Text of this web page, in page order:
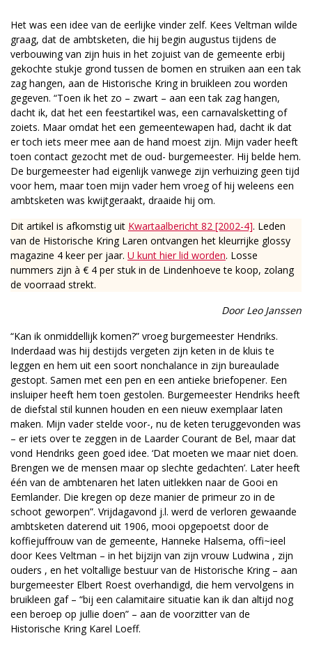
Het was een idee van de eerlijke vinder zelf. Kees Veltman wilde
graag, dat de ambtsketen, die hij begin augustus tijdens de
verbouwing van zijn huis in het zojuist van de gemeente erbij
gekochte stukje grond tussen de bomen en struiken aan een tak
zag hangen, aan de Historische Kring in bruikleen zou worden
gegeven. “Toen ik het zo – zwart – aan een tak zag hangen,
dacht ik, dat het een feestartikel was, een carnavalsketting of
zoiets. Maar omdat het een gemeentewapen had, dacht ik dat
er toch iets meer mee aan de hand moest zijn. Mijn vader heeft
toen contact gezocht met de oud- burgemeester. Hij belde hem.
De burgemeester had eigenlijk vanwege zijn verhuizing geen tijd
voor hem, maar toen mijn vader hem vroeg of hij weleens een
ambtsketen was kwijtgeraakt, draaide hij om.
Dit artikel is afkomstig uit Kwartaalbericht 82 [2002-4]. Leden
van de Historische Kring Laren ontvangen het kleurrijke glossy
magazine 4 keer per jaar. U kunt hier lid worden. Losse
nummers zijn à € 4 per stuk in de Lindenhoeve te koop, zolang
de voorraad strekt.
Door Leo Janssen
“Kan ik onmiddellijk komen?” vroeg burgemeester Hendriks.
Inderdaad was hij destijds vergeten zijn keten in de kluis te
leggen en hem uit een soort nonchalance in zijn bureaulade
gestopt. Samen met een pen en een antieke briefopener. Een
insluiper heeft hem toen gestolen. Burgemeester Hendriks heeft
de diefstal stil kunnen houden en een nieuw exemplaar laten
maken. Mijn vader stelde voor-, nu de keten teruggevonden was
– er iets over te zeggen in de Laarder Courant de Bel, maar dat
vond Hendriks geen goed idee. ‘Dat moeten we maar niet doen.
Brengen we de mensen maar op slechte gedachten’. Later heeft
één van de ambtenaren het laten uitlekken naar de Gooi en
Eemlander. Die kregen op deze manier de primeur zo in de
schoot geworpen”. Vrijdagavond j.l. werd de verloren gewaande
ambtsketen daterend uit 1906, mooi opgepoetst door de
koffiejuffrouw van de gemeente, Hanneke Halsema, offi~ieel
door Kees Veltman – in het bijzijn van zijn vrouw Ludwina , zijn
ouders , en het voltallige bestuur van de Historische Kring – aan
burgemeester Elbert Roest overhandigd, die hem vervolgens in
bruikleen gaf – “bij een calamitaire situatie kan ik dan altijd nog
een beroep op jullie doen” – aan de voorzitter van de
Historische Kring Karel Loeff.